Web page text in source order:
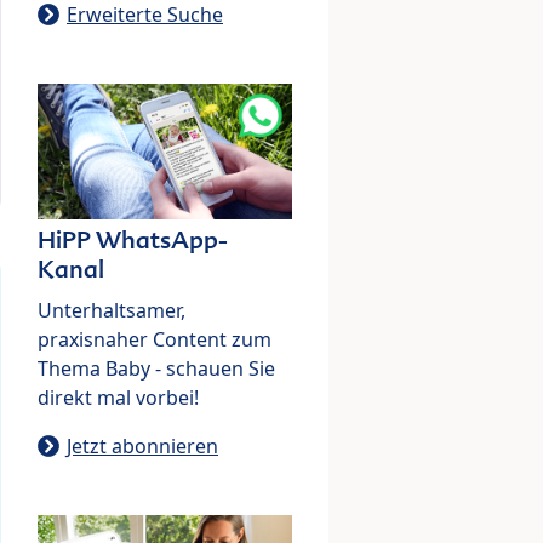
Erweiterte Suche
HiPP WhatsApp-
Kanal
Unterhaltsamer,
praxisnaher Content zum
Thema Baby - schauen Sie
direkt mal vorbei!
Jetzt abonnieren